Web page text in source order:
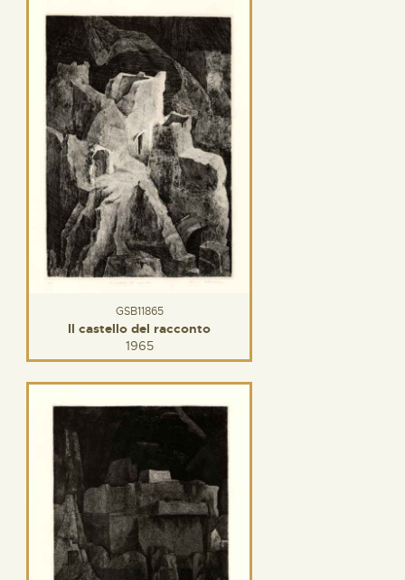
GSB11865
Il castello del racconto
1965